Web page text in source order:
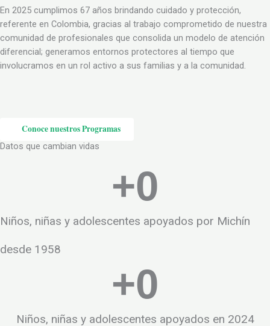
En 2025 cumplimos 67 años brindando cuidado y protección,
referente en Colombia, gracias al trabajo comprometido de nuestra
comunidad de profesionales que consolida un modelo de atención
diferencial; generamos entornos protectores al tiempo que
involucramos en un rol activo a sus familias y a la comunidad.
Conoce nuestros Programas
Datos que cambian vidas
Niños, niñas y adolescentes apoyados por Michín
desde 1958
+0
Niños, niñas y adolescentes apoyados en 2024
+0